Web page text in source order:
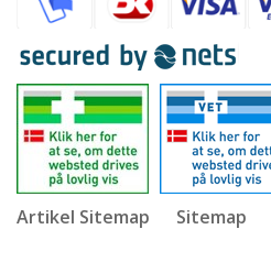
Artikel Sitemap Sitemap